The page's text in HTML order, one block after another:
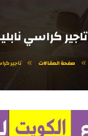
تاجير كراسي
صفحة المقالات تاجير